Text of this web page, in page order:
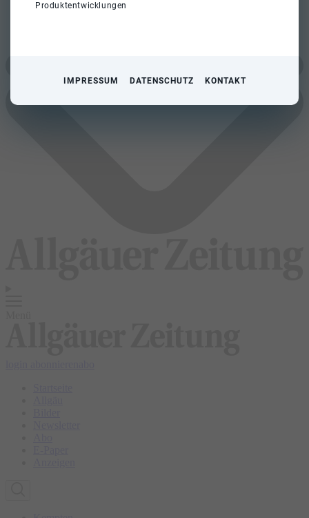
Produktentwicklungen
IMPRESSUM DATENSCHUTZ KONTAKT